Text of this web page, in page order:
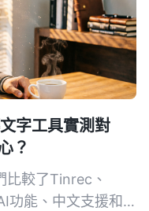
字工具實測對
？
比較了Tinrec、
能、中文支援和